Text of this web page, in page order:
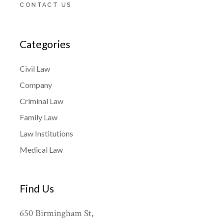
CONTACT US
Categories
Civil Law
Company
Criminal Law
Family Law
Law Institutions
Medical Law
Find Us
650 Birmingham St,